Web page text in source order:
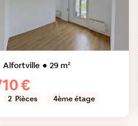
Alfortville 29 m²
€
2 Pièces 4ème étage